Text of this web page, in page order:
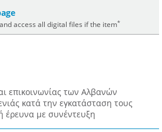
access all digital files if the item*
επικοινωνίας των Αλβανών
κατά την εγκατάσταση τους
έρευνα με συνέντευξη